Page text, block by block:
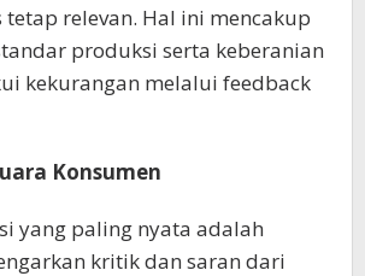
relevan. Hal ini mencakup
produksi serta keberanian
kekurangan melalui feedback
Konsumen
yang paling nyata adalah
kritik dan saran dari